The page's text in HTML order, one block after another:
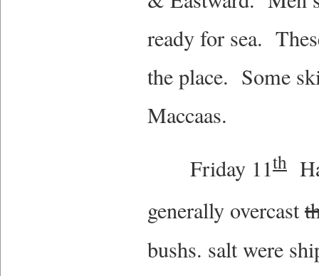
ready for sea.
the place. Some
Maccaas.
Friday 11th
generally overcast
bushs. salt were